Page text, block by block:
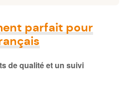
parfait pour
de qualité et un suivi